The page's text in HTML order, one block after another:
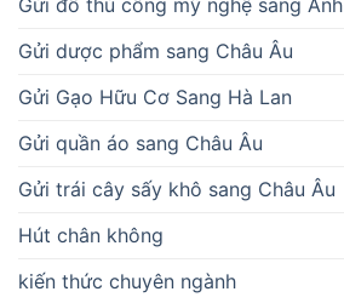
Gửi đồ thủ công mỹ nghệ sang Anh
Gửi dược phẩm sang Châu Âu
Gửi Gạo Hữu Cơ Sang Hà Lan
Gửi quần áo sang Châu Âu
Gửi trái cây sấy khô sang Châu Âu
Hút chân không
kiến thức chuyên ngành